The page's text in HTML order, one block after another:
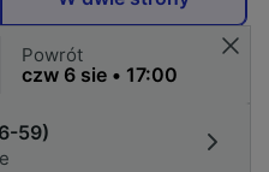
Powrót
59)